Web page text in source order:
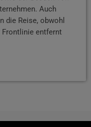
Auch
die Reise, obwohl
Frontlinie entfernt